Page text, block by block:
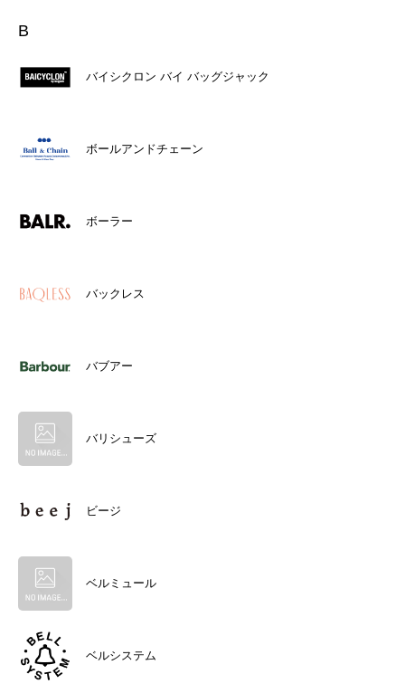
B
バイシクロン バイ バッグジャック
ボールアンドチェーン
ボーラー
バックレス
バブアー
バリシューズ
ビージ
ベルミュール
ベルシステム